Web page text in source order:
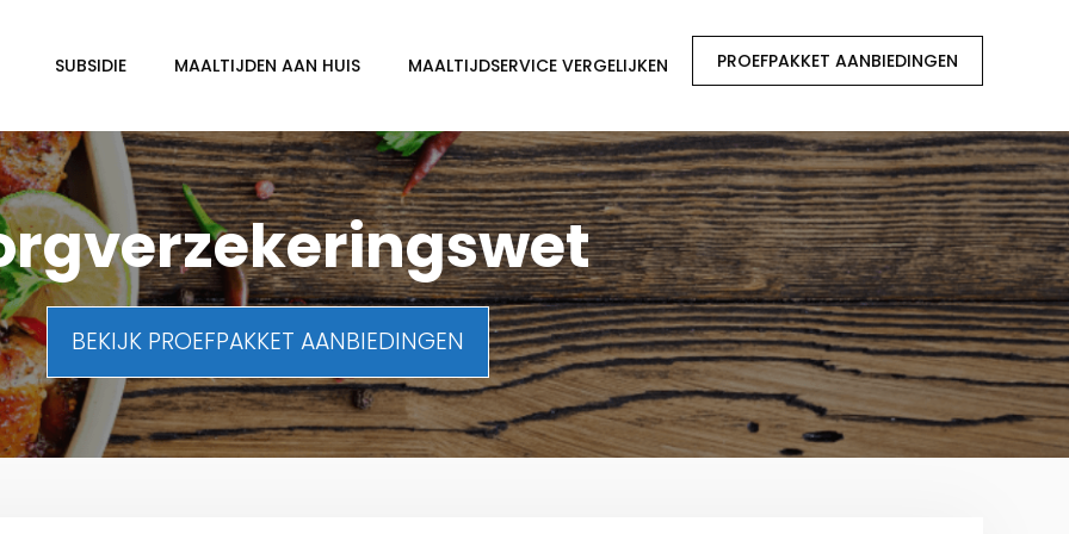
SUBSIDIE MAALTIJDEN AAN HUIS MAALTIJDSERVICE VERGELIJKEN PROEFPAKKET AANBIEDINGEN
BEKIJK PROEFPAKKET AANBIEDINGEN